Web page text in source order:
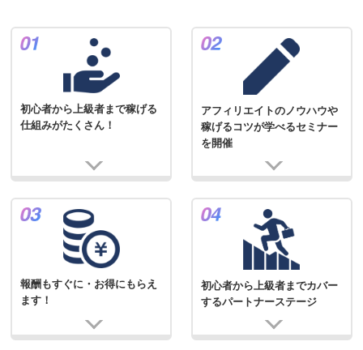
初心者から上級者まで稼げる
仕組みがたくさん！
アフィリエイトのノウハウや
稼げるコツが学べるセミナー
を開催
報酬もすぐに・お得にもらえ
ます！
初心者から上級者までカバー
するパートナーステージ